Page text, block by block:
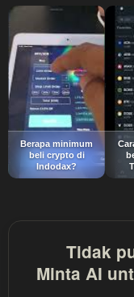
Berapa minimum
beli crypto di
Indodax?
Tidak
Minta AI